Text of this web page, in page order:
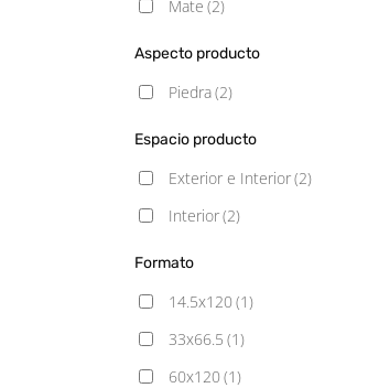
Mate (2)
Aspecto producto
Piedra(2)
Espacio producto
Exterior e Interior(2)
Interior(2)
Formato
14.5x120 (1)
33x66.5 (1)
60x120 (1)